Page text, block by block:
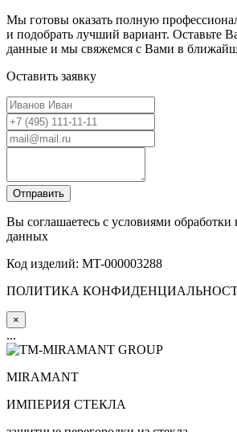
Мы готовы оказать полную
и подобрать лучший вариант. Оставьте
данные и мы свяжемся с Вами в
Оставить заявку
Вы соглашаетесь с условиями обработки
данных
Код изделий: MT-000003288
ПОЛИТИКА
×
...
MIRAMANT
ИМПЕРИЯ СТЕКЛА